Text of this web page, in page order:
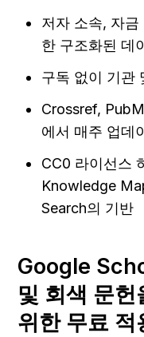
저자 소속, 자
한 구조화된 데
구독 없이 기관
Crossref,
에서 매주 업데
CC0 라이선스
Knowledge
Search의 기반
Google
및 회색 문헌
위한 무료 적